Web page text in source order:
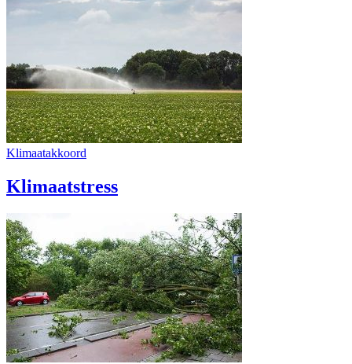
Klimaatakkoord
Klimaatstress